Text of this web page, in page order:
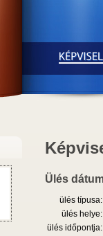
Ülés
ülés típusa:
ülés helye:
ülés időpontja: